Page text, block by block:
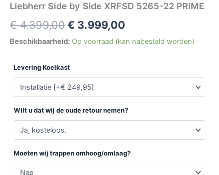
Liebherr Side by Side XRFSD 5265-22 PRIME
€4.399,00€ 3.999,00
Beschikbaarheid: Op voorraad (kan nabesteld worden)
Levering Koelkast
Wilt u dat wij de oude retour nemen?
Moeten wij trappen omhoog/omlaag?